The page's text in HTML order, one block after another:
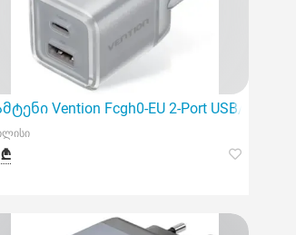
ფერის არის იდეალური არჩევანი
Vention Fcgh0-EU 2-Port USB/USB-C